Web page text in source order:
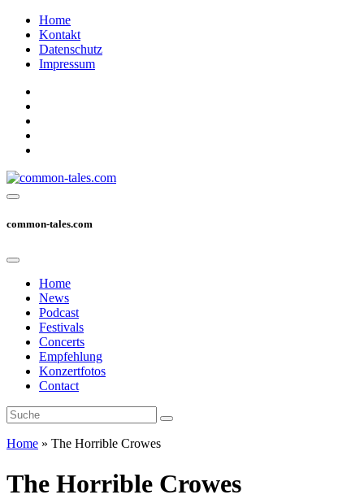
Home
Kontakt
Datenschutz
Impressum
common-tales.com
Home
News
Podcast
Festivals
Concerts
Empfehlung
Konzertfotos
Contact
Home » The Horrible Crowes
The Horrible Crowes